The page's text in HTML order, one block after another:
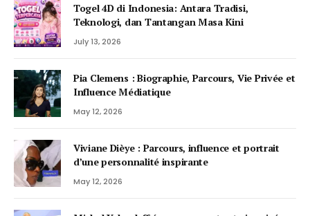
Togel 4D di Indonesia: Antara Tradisi,
Teknologi, dan Tantangan Masa Kini
July 13, 2026
Pia Clemens : Biographie, Parcours, Vie Privée et
Influence Médiatique
May 12, 2026
Viviane Dièye : Parcours, influence et portrait
d’une personnalité inspirante
May 12, 2026